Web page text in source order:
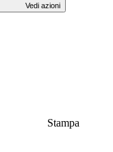
Vedi azioni
Stampa